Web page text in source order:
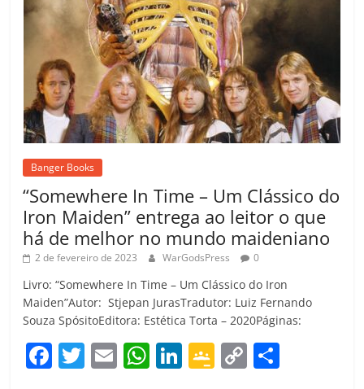
Banger Books
“Somewhere In Time – Um Clássico do
Iron Maiden” entrega ao leitor o que
há de melhor no mundo maideniano
2 de fevereiro de 2023 WarGodsPress 0
Livro: “Somewhere In Time – Um Clássico do Iron
Maiden”Autor: Stjepan JurasTradutor: Luiz Fernando
Souza SpósitoEditora: Estética Torta – 2020Páginas:
F T E W Li G C